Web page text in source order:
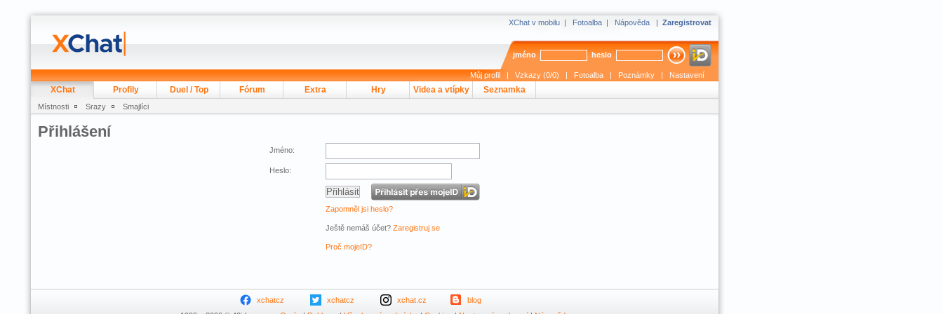
XChat v mobilu | Fotoalba | Nápověda | Zaregistrovat
jméno heslo
Můj profil | Vzkazy (0/0) | Fotoalba | Poznámky | Nastavení
XChat Profily Duel / Top Fórum Extra Hry Videa a vtípky Seznamka
Místnosti Srazy Smajlíci
Přihlášení
Jméno:
Heslo:
Zapomněl jsi heslo?
Ještě nemáš účet? Zaregistruj se
Proč mojeID?
xchatcz xchatcz xchat.cz
blog